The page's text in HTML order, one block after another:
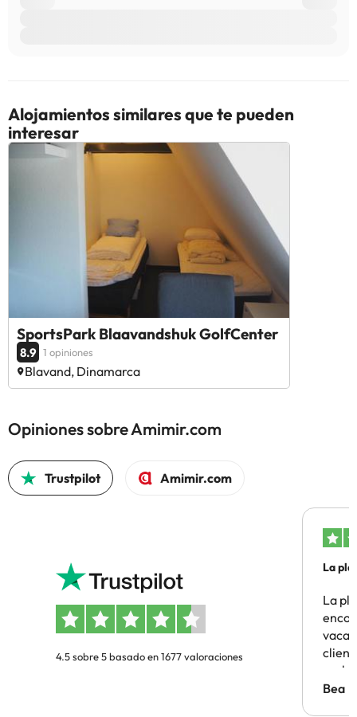
Alojamientos similares que te pueden
interesar
SportsPark Blaavandshuk GolfCenter
8.9 1 opiniones
Blavand, Dinamarca
Opiniones sobre Amimir.com
Trustpilot Amimir.com
4.5 sobre 5 basado en 1677 valoraciones
La
La
Bea